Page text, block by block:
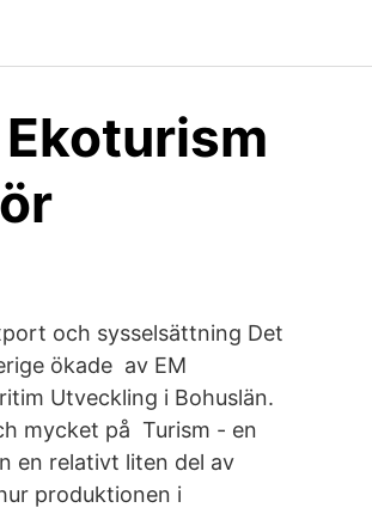
och sysselsättning Det
ökade av EM
Utveckling i Bohuslän.
mycket på Turism - en
en relativt liten del av
produktionen i